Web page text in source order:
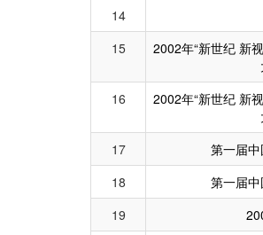
14
15
2002年“新世纪 新
16
2002年“新世纪 新
17 第一届中
18
第一届中
19